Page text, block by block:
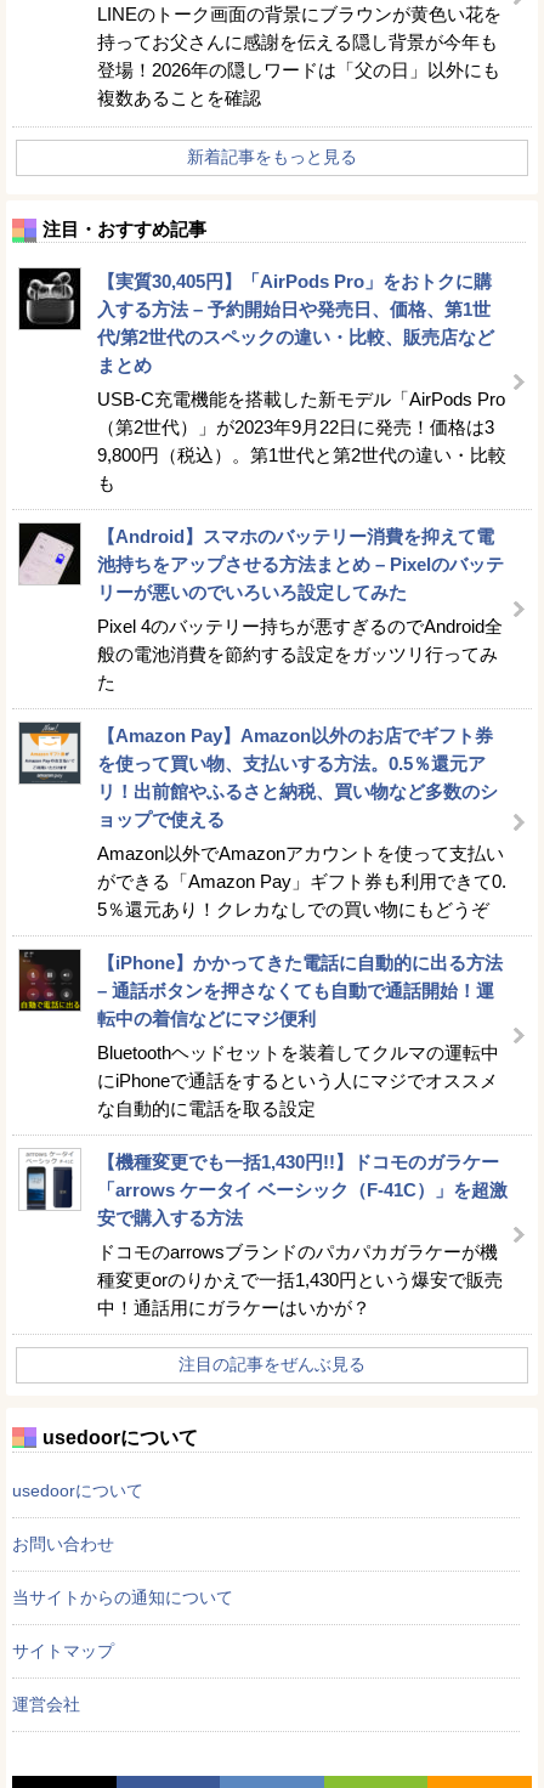
LINEのトーク画面の背景にブラウンが黄色い花を
持ってお父さんに感謝を伝える隠し背景が今年も
登場！2026年の隠しワードは「父の日」以外にも
複数あることを確認
新着記事をもっと見る
注目・おすすめ記事
【実質30,405円】「AirPods Pro」をおトクに購
入する方法 – 予約開始日や発売日、価格、第1世
代/第2世代のスペックの違い・比較、販売店など
まとめ
USB-C充電機能を搭載した新モデル「AirPods Pro
（第2世代）」が2023年9月22日に発売！価格は3
9,800円（税込）。第1世代と第2世代の違い・比較
も
【Android】スマホのバッテリー消費を抑えて電
池持ちをアップさせる方法まとめ – Pixelのバッテ
リーが悪いのでいろいろ設定してみた
Pixel 4のバッテリー持ちが悪すぎるのでAndroid全
般の電池消費を節約する設定をガッツリ行ってみ
た
【Amazon Pay】Amazon以外のお店でギフト券
を使って買い物、支払いする方法。0.5％還元ア
リ！出前館やふるさと納税、買い物など多数のシ
ョップで使える
Amazon以外でAmazonアカウントを使って支払い
ができる「Amazon Pay」ギフト券も利用できて0.
5％還元あり！クレカなしでの買い物にもどうぞ
【iPhone】かかってきた電話に自動的に出る方法
– 通話ボタンを押さなくても自動で通話開始！運
転中の着信などにマジ便利
Bluetoothヘッドセットを装着してクルマの運転中
にiPhoneで通話をするという人にマジでオススメ
な自動的に電話を取る設定
【機種変更でも一括1,430円!!】ドコモのガラケー
「arrows ケータイ ベーシック（F-41C）」を超激
安で購入する方法
ドコモのarrowsブランドのパカパカガラケーが機
種変更orのりかえで一括1,430円という爆安で販売
中！通話用にガラケーはいかが？
注目の記事をぜんぶ見る
usedoorについて
usedoorについて
お問い合わせ
当サイトからの通知について
サイトマップ
運営会社